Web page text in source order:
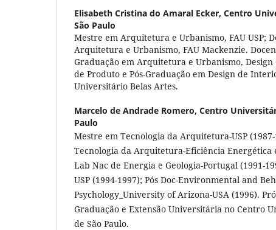
Elisabeth Cristina do Amaral Ecker, Centro
São Paulo
Mestre em Arquitetura e Urbanismo, FAU USP;
Arquitetura e Urbanismo, FAU Mackenzie.
Graduação em Arquitetura e Urbanismo,
de Produto e Pós-Graduação em Design de
Universitário Belas Artes.
Marcelo de Andrade Romero, Centro
Paulo
Mestre em Tecnologia da Arquitetura-USP
Tecnologia da Arquitetura-Eficiência Energética
Lab Nac de Energia e Geologia-Portugal (1991-
USP (1994-1997); Pós Doc-Environmental and
Psychology_University of Arizona-USA (1996).
Graduação e Extensão Universitária no Centro
de São Paulo.